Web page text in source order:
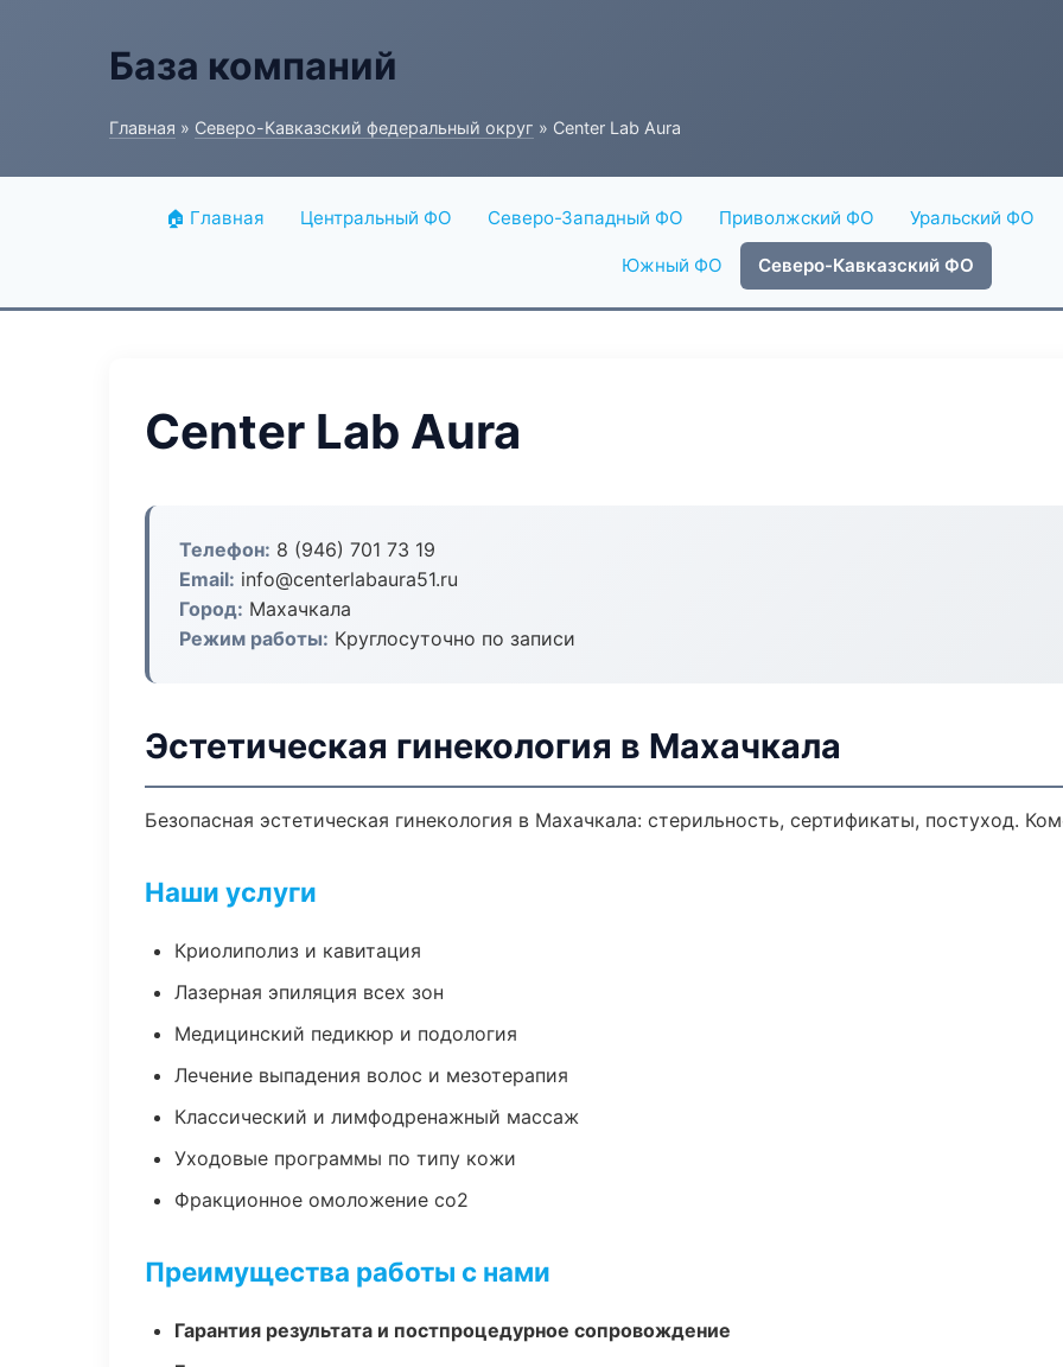
База компаний
Главная » Северо-Кавказский федеральный округ » Center Lab Aura
🏠 Главная Центральный ФО Северо-Западный ФО Приволжский ФО Уральский ФО
Южный ФО Северо-Кавказский ФО
Center Lab Aura
Телефон: 8 (946) 701 73 19
Email: info@centerlabaura51.ru
Город: Махачкала
Режим работы: Круглосуточно по записи
Эстетическая гинекология в Махачкала
Безопасная эстетическая гинекология в Махачкала: стерильность, сертификаты, постуход.
Наши услуги
Криолиполиз и кавитация
Лазерная эпиляция всех зон
Медицинский педикюр и подология
Лечение выпадения волос и мезотерапия
Классический и лимфодренажный массаж
Уходовые программы по типу кожи
Фракционное омоложение co2
Преимущества работы с нами
Гарантия результата и постпроцедурное сопровождение